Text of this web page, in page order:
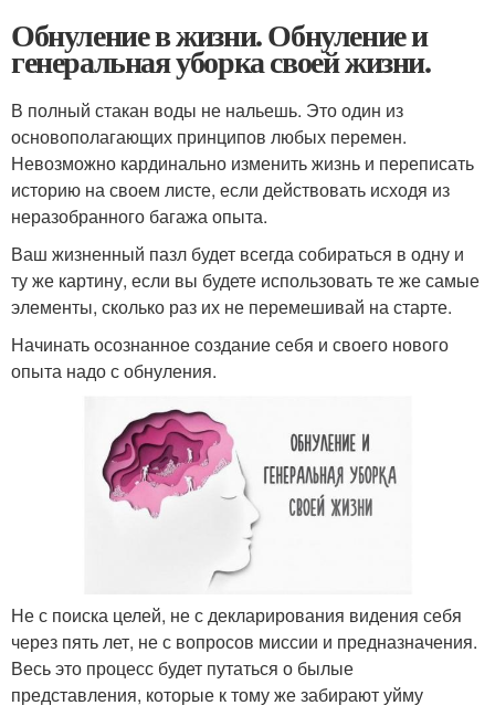
Обнуление в жизни. Обнуление и
генеральная уборка своей жизни.
В полный стакан воды не нальешь. Это один из
основополагающих принципов любых перемен.
Невозможно кардинально изменить жизнь и переписать
историю на своем листе, если действовать исходя из
неразобранного багажа опыта.
Ваш жизненный пазл будет всегда собираться в одну и
ту же картину, если вы будете использовать те же самые
элементы, сколько раз их не перемешивай на старте.
Начинать осознанное создание себя и своего нового
опыта надо с обнуления.
Не с поиска целей, не с декларирования видения себя
через пять лет, не с вопросов миссии и предназначения.
Весь это процесс будет путаться о былые
представления, которые к тому же забирают уйму